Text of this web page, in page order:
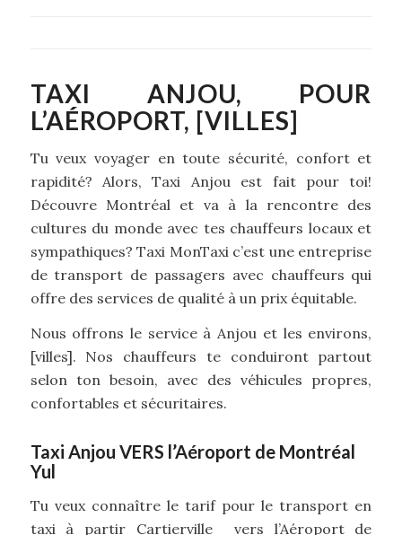
TAXI ANJOU, POUR
L’AÉROPORT, [VILLES]
Tu veux voyager en toute sécurité, confort et
rapidité? Alors, Taxi Anjou est fait pour toi!
Découvre Montréal et va à la rencontre des
cultures du monde avec tes chauffeurs locaux et
sympathiques? Taxi MonTaxi c’est une entreprise
de transport de passagers avec chauffeurs qui
offre des services de qualité à un prix équitable.
Nous offrons le service à Anjou et les environs,
[villes]. Nos chauffeurs te conduiront partout
selon ton besoin, avec des véhicules propres,
confortables et sécuritaires.
Taxi Anjou VERS l’Aéroport de Montréal
Yul
Tu veux connaître le tarif pour le transport en
taxi à partir Cartierville vers l’Aéroport de